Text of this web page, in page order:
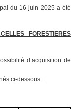
du 16 juin 2025 a été
FORESTIERES
d’acquisition de
ci-dessous :